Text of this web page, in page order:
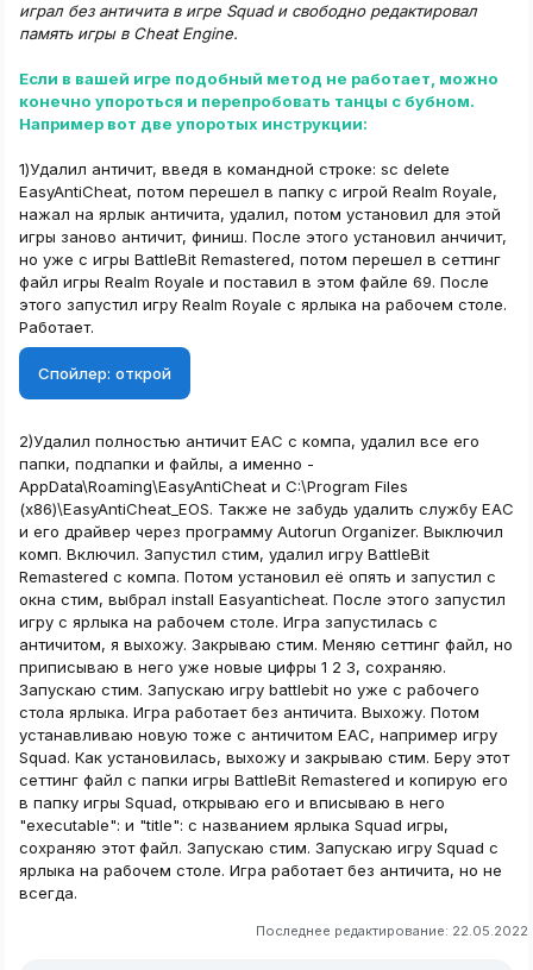
играл без античита в игре Squad и свободно редактировал
память игры в Cheat Engine.
Если в вашей игре подобный метод не работает, можно
конечно упороться и перепробовать танцы с бубном.
Например вот две упоротых инструкции:
1)Удалил античит, введя в командной строке: sc delete
EasyAntiCheat, потом перешел в папку с игрой Realm Royale,
нажал на ярлык античита, удалил, потом установил для этой
игры заново античит, финиш. После этого установил анчичит,
но уже с игры BattleBit Remastered, потом перешел в сеттинг
файл игры Realm Royale и поставил в этом файле 69. После
этого запустил игру Realm Royale с ярлыка на рабочем столе.
Работает.
Спойлер: открой
2)Удалил полностью античит EAC с компа, удалил все его
папки, подпапки и файлы, а именно -
AppData\Roaming\EasyAntiCheat и C:\Program Files
(x86)\EasyAntiCheat_EOS. Также не забудь удалить службу EAC
и его драйвер через программу Autorun Organizer. Выключил
комп. Включил. Запустил стим, удалил игру BattleBit
Remastered с компа. Потом установил её опять и запустил с
окна стим, выбрал install Easyanticheat. После этого запустил
игру с ярлыка на рабочем столе. Игра запустилась с
античитом, я выхожу. Закрываю стим. Меняю сеттинг файл, но
приписываю в него уже новые цифры 1 2 3, сохраняю.
Запускаю стим. Запускаю игру battlebit но уже с рабочего
стола ярлыка. Игра работает без античита. Выхожу. Потом
устанавливаю новую тоже с античитом EAC, например игру
Squad. Как установилась, выхожу и закрываю стим. Беру этот
сеттинг файл с папки игры BattleBit Remastered и копирую его
в папку игры Squad, открываю его и вписываю в него
"executable": и "title": с названием ярлыка Squad игры,
сохраняю этот файл. Запускаю стим. Запускаю игру Squad с
ярлыка на рабочем столе. Игра работает без античита, но не
всегда.
Последнее редактирование: 22.05.2022